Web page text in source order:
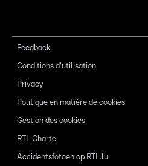
Feedback
Conditions d'utilisation
Privacy
Politique en matière de cookies
Gestion des cookies
RTL Charte
Accidentsfotoen op RTL.lu